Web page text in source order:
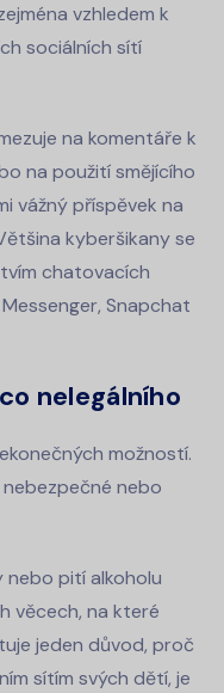
vzhledem k
sociálních sítí
na komentáře k
na použití smějícího
vážný příspěvek na
kyberšikany se
chatovacích
Snapchat
nelegálního
možností.
nebo
nebo pití alkoholu
věcech, na které
jeden důvod, proč
sítím svých dětí, je